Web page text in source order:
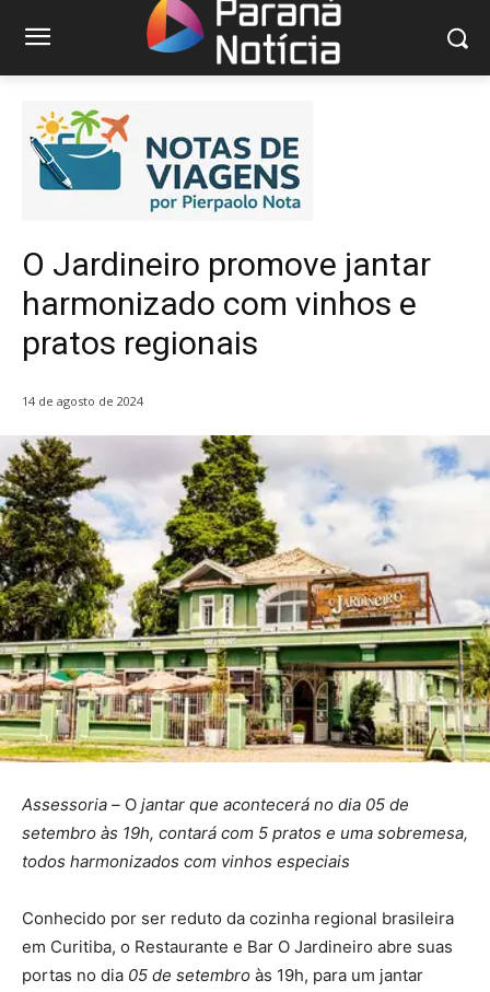
O Jardineiro promove jantar
harmonizado com vinhos e
pratos regionais
14 de agosto de 2024
Assessoria – O jantar que acontecerá no dia 05 de
setembro às 19h, contará com 5 pratos e uma sobremesa,
todos harmonizados com vinhos especiais
Conhecido por ser reduto da cozinha regional brasileira
em Curitiba, o Restaurante e Bar O Jardineiro abre suas
portas no dia 05 de setembro às 19h, para um jantar